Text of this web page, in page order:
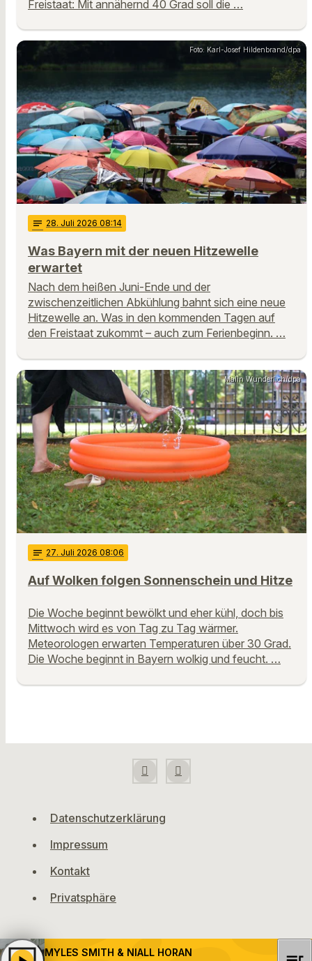
Freistaat: Mit annähernd 40 Grad soll die …
Foto: Karl-Josef Hildenbrand/dpa
notes 28. Juli 2026 08:14
Was Bayern mit der neuen Hitzewelle
erwartet
Nach dem heißen Juni-Ende und der
zwischenzeitlichen Abkühlung bahnt sich eine neue
Hitzewelle an. Was in den kommenden Tagen auf
den Freistaat zukommt – auch zum Ferienbeginn. …
Malin Wunderlich/dpa
notes 27. Juli 2026 08:06
Auf Wolken folgen Sonnenschein und Hitze
Die Woche beginnt bewölkt und eher kühl, doch bis
Mittwoch wird es von Tag zu Tag wärmer.
Meteorologen erwarten Temperaturen über 30 Grad.
Die Woche beginnt in Bayern wolkig und feucht. …
Datenschutzerklärung
Impressum
Kontakt
Privatsphäre
MYLES SMITH & NIALL HORAN